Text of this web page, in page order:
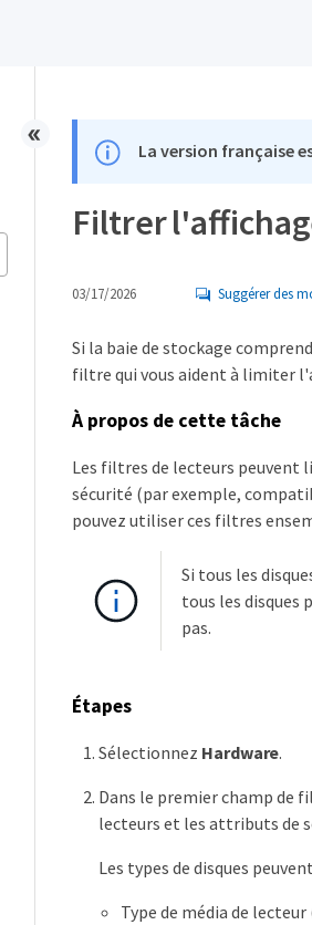
La version française
Filtrer
03/17/2026 Suggérer des
Si la baie de stockage
filtre qui vous aident à limiter
À propos de cette tâche
Les filtres de lecteurs peuvent
sécurité (par exemple,
pouvez utiliser ces filtres
Si tous les
tous les
pas.
Étapes
Sélectionnez Hardware.
Dans le premier champ de
lecteurs et les attributs de
Les types de disques
Type de média de lecteur